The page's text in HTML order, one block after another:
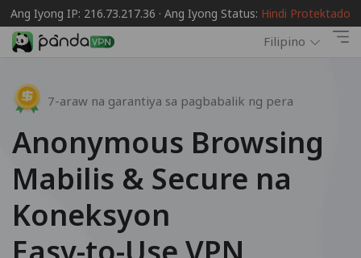
Ang Iyong IP: 216.73.217.36 · Ang Iyong Status: Hindi Protektado
Filipino
7-araw na garantiya sa pagbabalik ng pera
Anonymous Browsing
Mabilis & Secure na
Koneksyon